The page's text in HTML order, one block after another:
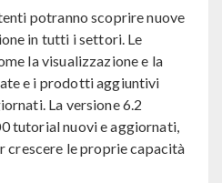
potranno scoprire nuove
in tutti i settori. Le
la visualizzazione e la
e i prodotti aggiuntivi
La versione 6.2
tutorial nuovi e aggiornati,
crescere le proprie capacità